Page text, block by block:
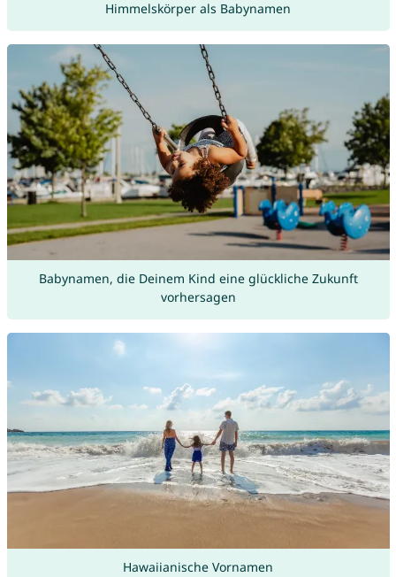
Himmelskörper als Babynamen
Babynamen, die Deinem Kind eine glückliche Zukunft
vorhersagen
Hawaiianische Vornamen